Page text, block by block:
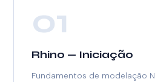
01
Rhino — Iniciação
Fundamentos de modelação